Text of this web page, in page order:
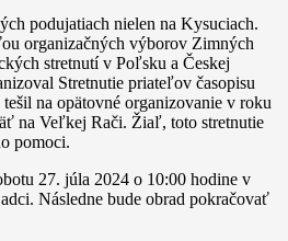
podujatiach nielen na Kysuciach.
organizačných výborov Zimných
stretnutí v Poľsku a Českej
Stretnutie priateľov časopisu
na opätovné organizovanie v roku
na Veľkej Rači. Žiaľ, toto stretnutie
pomoci.
27. júla 2024 o 10:00 hodine v
Následne bude obrad pokračovať